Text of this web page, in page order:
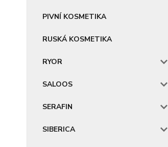
PIVNÍ KOSMETIKA
RUSKÁ KOSMETIKA
RYOR
SALOOS
SERAFIN
SIBERICA